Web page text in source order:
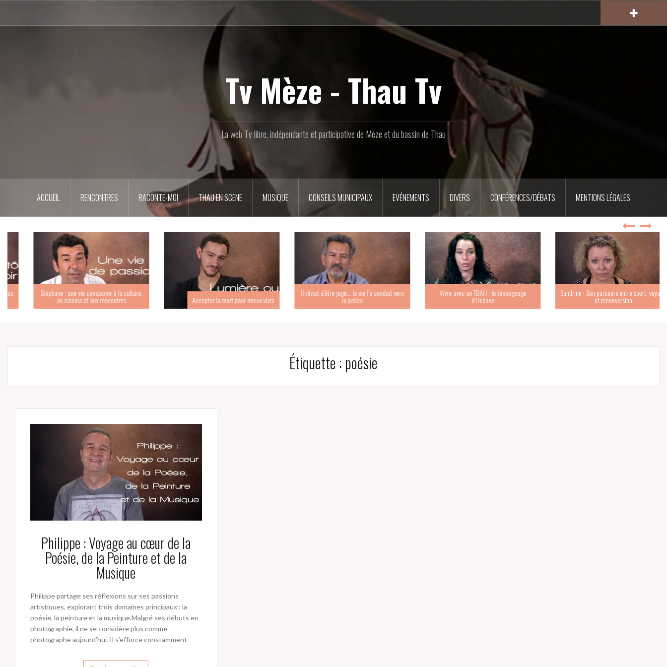
contenu
Tv Mèze - Thau Tv
La web Tv libre, indépendante et participative de Mèze et du bassin de Thau
ACCUEIL RENCONTRES RACONTE-MOI THAU EN SCENE MUSIQUE CONSEILS MUNICIPAUX EVÉNEMENTS DIVERS CONFÉRENCES/DÉBATS MENTIONS LÉGALES
Stéphane : une vie consacrée à la culture,
au cinéma et aux rencontres Accepter la mort pour mieux vivre
Il rêvait d’être juge… la vie l’a conduit vers
la police
Vivre avec un TDAH : le témoignage
d’Océane
Sandrine : Son parcours entre sport, voyage
et reconversion
Étiquette : poésie
Philippe : Voyage au cœur de la
Poésie, de la Peinture et de la
Musique
Philippe partage ses réflexions sur ses passions
artistiques, explorant trois domaines principaux : la
poésie, la peinture et la musique.Malgré ses débuts en
photographie, il ne se considère plus comme
photographe aujourd’hui. Il s’efforce constamment